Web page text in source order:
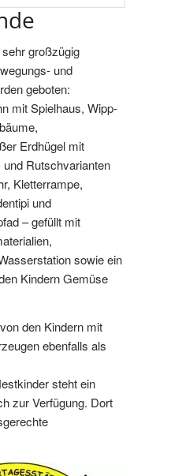
großzügig
und
geboten:
mit Spielhaus, Wipp-
Erdhügel mit
Rutschvarianten
Kletterrampe,
und
– gefüllt mit
sowie ein
Kindern Gemüse
den Kindern mit
ebenfalls als
steht ein
zur Verfügung. Dort